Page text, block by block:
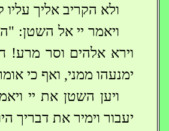
ולא הקריב אליך
ויאמר יי אל השטן:
וירא אלהים וסר מרע!
ימנעהו ממני, ואף כי
ויען השטן את יי
יעבור וימיר את דבריך